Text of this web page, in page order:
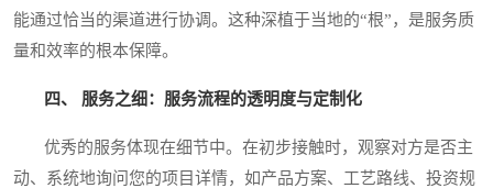
能通过恰当的渠道进行协调。这种深植于当地的“根”，是服务质
量和效率的根本保障。
四、 服务之细：服务流程的透明度与定制化
优秀的服务体现在细节中。在初步接触时，观察对方是否主
动、系统地询问您的项目详情，如产品方案、工艺路线、投资规